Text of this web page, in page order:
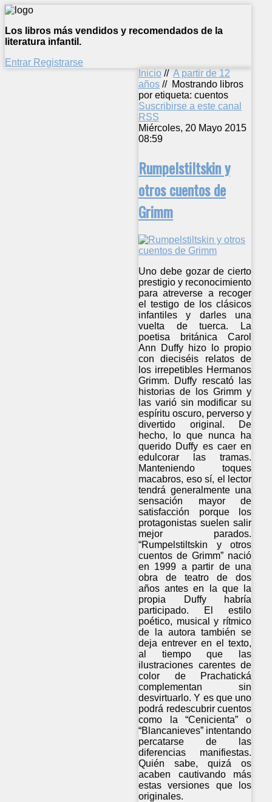
Los libros más vendidos y recomendados de la
literatura infantil.
Entrar Registrarse
Inicio // A partir de 12
años // Mostrando libros
por etiqueta: cuentos
Suscribirse a este canal
RSS
Miércoles, 20 Mayo 2015
08:59
Rumpelstiltskin y
otros cuentos de
Grimm
Uno debe gozar de cierto
prestigio y reconocimiento
para atreverse a recoger
el testigo de los clásicos
infantiles y darles una
vuelta de tuerca. La
poetisa británica Carol
Ann Duffy hizo lo propio
con dieciséis relatos de
los irrepetibles Hermanos
Grimm. Duffy rescató las
historias de los Grimm y
las varió sin modificar su
espíritu oscuro, perverso y
divertido original. De
hecho, lo que nunca ha
querido Duffy es caer en
edulcorar las tramas.
Manteniendo toques
macabros, eso sí, el lector
tendrá generalmente una
sensación mayor de
satisfacción porque los
protagonistas suelen salir
mejor parados.
“Rumpelstiltskin y otros
cuentos de Grimm” nació
en 1999 a partir de una
obra de teatro de dos
años antes en la que la
propia Duffy habría
participado. El estilo
poético, musical y rítmico
de la autora también se
deja entrever en el texto,
al tiempo que las
ilustraciones carentes de
color de Prachatická
complementan sin
desvirtuarlo. Y es que uno
podrá redescubrir cuentos
como la “Cenicienta” o
“Blancanieves” intentando
percatarse de las
diferencias manifiestas.
Quién sabe, quizá os
acaben cautivando más
estas versiones que los
originales.